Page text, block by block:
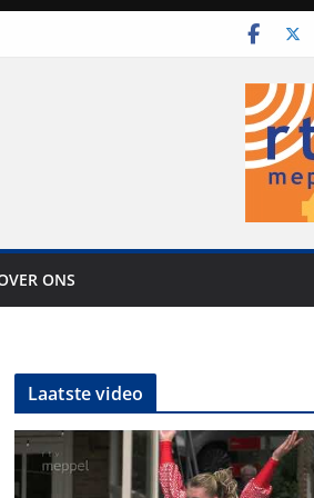
ONS
Laatste video